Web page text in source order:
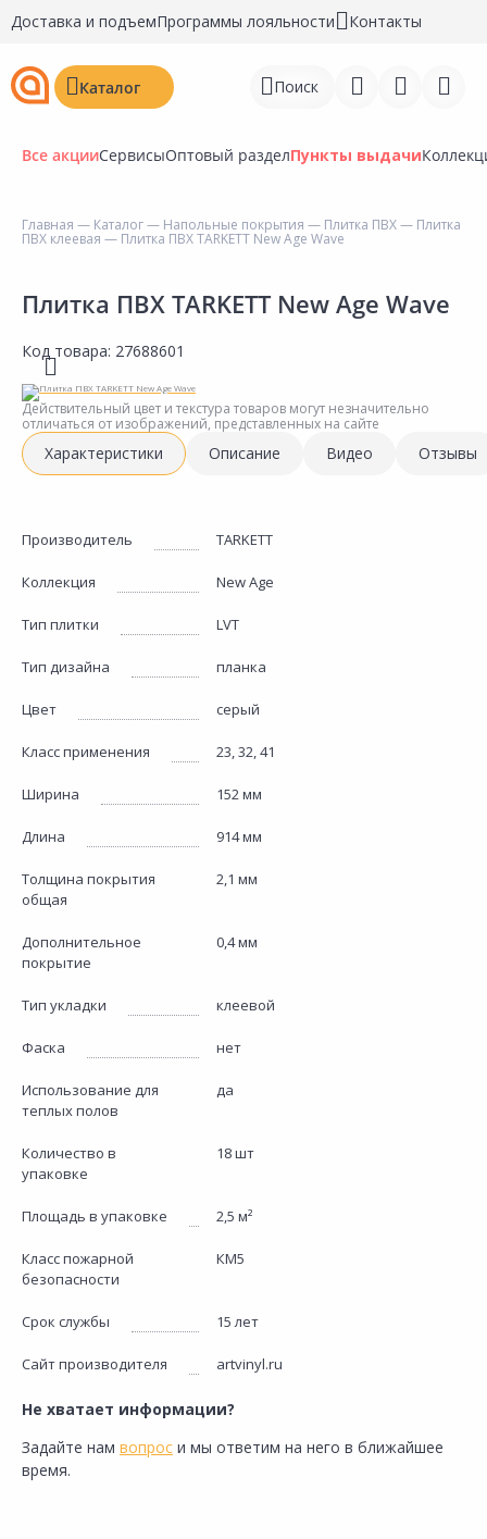
Доставка и подъемПрограммы лояльности Контакты
Каталог Поиск
Регистрация
Перейти к сравнению
Избранное
Недавно просмотренные
товары
Все акцииСервисыОптовый разделПункты выдачи
Главная — Каталог— Напольные покрытия — Плитка ПВХ— Плитка
ПВХ клеевая — Плитка ПВХ TARKETT New Age Wave
Плитка ПВХ TARKETT New Age Wave
Код товара: 27688601
Действительный цвет и текстура товаров могут незначительно
отличаться от изображений, представленных на сайте
Характеристики Описание Видео Отзывы
Производитель TARKETT
Коллекция New Age
Тип плитки LVT
Тип дизайна планка
Цвет серый
Класс применения 23, 32, 41
Ширина 152 мм
Длина 914 мм
Толщина покрытия
общая
2,1 мм
Дополнительное
покрытие
0,4 мм
Тип укладки клеевой
Фаска нет
Использование для
теплых полов
да
Количество в
упаковке
18 шт
Площадь в упаковке 2,5 м²
Класс пожарной
безопасности
КМ5
Срок службы 15 лет
Сайт производителя artvinyl.ru
Не хватает информации?
Задайте нам вопрос и мы ответим на него в ближайшее
время.